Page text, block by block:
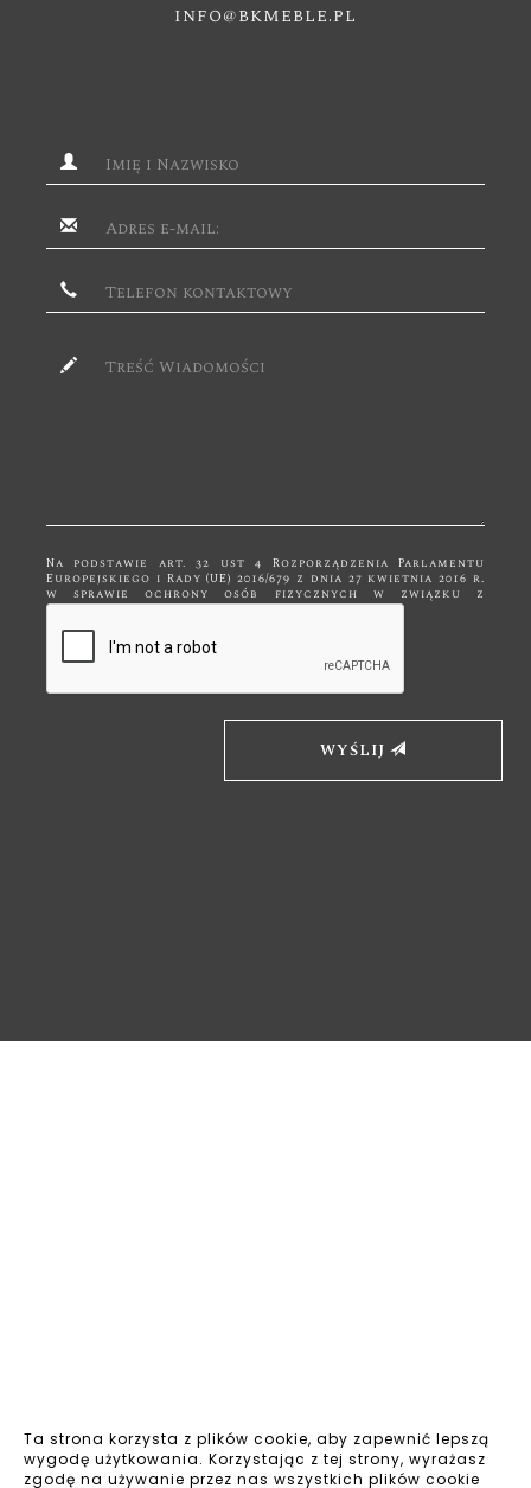
info@bkmeble.pl
Na podstawie art. 32 ust 4 Rozporządzenia Parlamentu
Europejskiego i Rady (UE) 2016/679 z dnia 27 kwietnia 2016 r.
w sprawie ochrony osób fizycznych w związku z
przetwarzaniem danych osobowych i w sprawie
swobodnego przepływu takich danych, zwane dalej RODO
Państwa dane przetwarzane są tylko do celów
kontaktowych i nie będą udostępniane innym podmiotom
będą przetwarzane tylko i wyłącznie do momentu
Administratorem podanych przez Panią/Pana danych
32-650 Kęty. Wybierając drogę kontaktu z nami za pomocą
formularza kontaktowego, jednocześnie wyraża Pani/Pan
WYŚLIJ
Ta strona korzysta z plików cookie, aby zapewnić lepszą
wygodę użytkowania. Korzystając z tej strony, wyrażasz
zgodę na używanie przez nas wszystkich plików cookie